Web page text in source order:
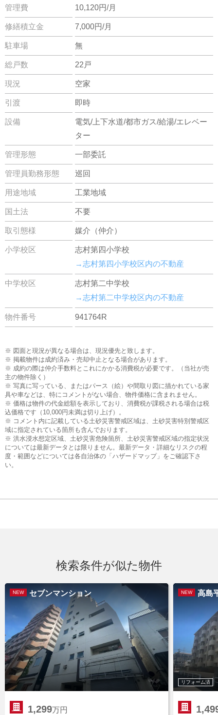
管理費 10,120円/月
修繕積立金 7,000円/月
駐車場 無
総戸数 22戸
現況 空家
引渡 即時
設備
電気/上下水道/都市ガス/給湯/エレベー
ター
管理形態 一部委託
管理員勤務形態 巡回
用途地域 工業地域
国土法 不要
取引態様 媒介（仲介）
小学校区
志村第四小学校
→志村第四小学校区内の不動産
中学校区
志村第二中学校
→志村第二中学校区内の不動産
物件番号 941764R
※ 図面と現況が異なる場合は、現況優先と致します。
※ 掲載物件は成約済み・売却中止となる場合があります。
※ 成約の際は仲介手数料とこれにかかる消費税が必要です。（当社が売
主の物件除く）
※ 写真に写っている、またはパース（絵）や間取り図に描かれている家
具や車などは、特にコメントがない場合、物件価格に含まれません。
※ 価格は物件の代金総額を表示しており、消費税が課税される場合は税
込価格です（10,000円未満は切り上げ）。
※ コメント内に記載している土砂災害警戒区域は、土砂災害特別警戒区
域に指定されている箇所も含んでおります。
※ 洪水浸水想定区域、土砂災害危険箇所、土砂災害警戒区域の指定状況
については最新データとは限りません。最新データ・詳細なリスクの程
度・範囲などについては各自治体の「ハザードマップ」をご確認下さ
い。
検索条件が似た物件
NEW セブンマンション
1,299万円
NEW 高島
リフォーム済